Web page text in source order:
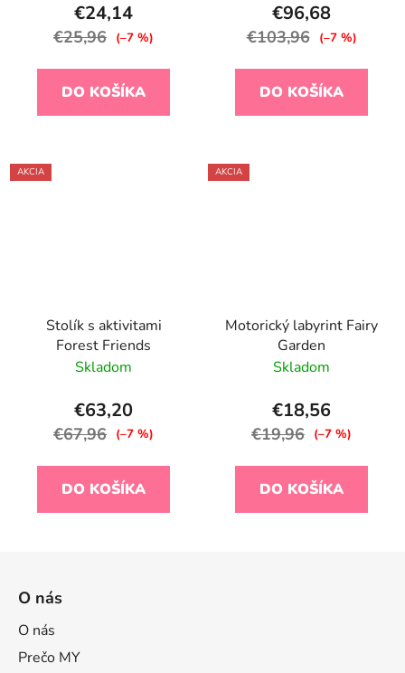
€24,14
€25,96 (–7 %)
DO KOŠÍKA
€96,68
€103,96 (–7 %)
DO KOŠÍKA
AKCIA
Stolík s aktivitami
Forest Friends
Skladom
€63,20
€67,96 (–7 %)
DO KOŠÍKA
AKCIA
Motorický labyrint Fairy
Garden
Skladom
€18,56
€19,96 (–7 %)
DO KOŠÍKA
O nás
O nás
Prečo MY